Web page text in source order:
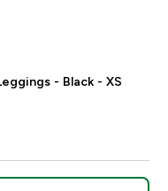
- Black - XS